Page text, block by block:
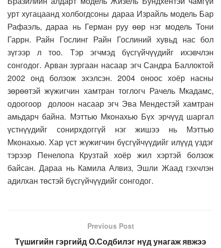
урт хугацаанд холбогдсоны дараа Израйль модель Бар
Рафаэль, дараа нь Герман руу өөр нэг модель Тони
Гаррн. Райн Гослинг Райн Гослиний хувьд нас бол
зүгээр л тоо. Тэр эгчмэд бүсгүйчүүдийг ихэвчлэн
сонгодог. Арван зургаан насаар эгч Сандра Баллоктой
2002 онд болзож эхэлсэн. 2004 оноос хоёр насны
зөрөөтэй жүжигчин хамтран тоглогч Рачель Мкадамс,
одоогоор долоон насаар эгч Эва Мендестэй хамтран
амьдарч байна. Мэттью Мконахью Бүх эрчүүд шаргал
үстнүүдийг сонирхдоггүй нэг жишээ нь Мэттью
Мконахью. Хар үст жүжигчин бүсгүйчүүдийг илүүд үздэг
тэрээр Пенелопа Крузтай хоёр жил хэртэй болзож
байсан. Дараа нь Камила Алвиз, Эшли Жаад гэхчлэн
адилхан төстэй бүсгүйчүүдийг сонгодог.
Previous Post
Түшигийн гэргийд О.Содбилэг нүд унагаж явжээ